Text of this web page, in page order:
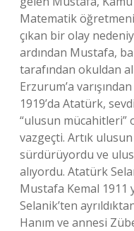
Matematik öğretmeni
çıkan bir olay
ardından Mustafa,
tarafından okuldan
Erzurum’a
1919’da Atatürk,
“ulusun mücahitleri”
vazgeçti. Artık
sürdürüyordu ve
alıyordu. Atatürk
Mustafa Kemal 1911
Selanik’ten
Hanım ve annesi